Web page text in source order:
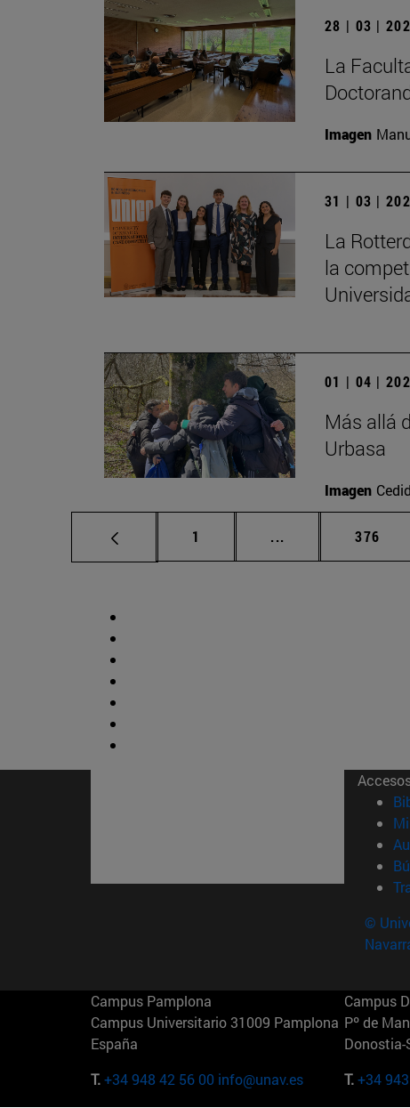
28 | 03 |
La
Imagen
31 | 03 |
La
la
01 | 04 |
Más allá
Urbasa
Imagen
Página
1 ... Páginas Página
376
©
Campus Pamplona
Campus Universitario 31009 Pamplona
España
T.+34 948 42 56 00 info@unav.es
Campus
Pº de
Donostia-
T.+34